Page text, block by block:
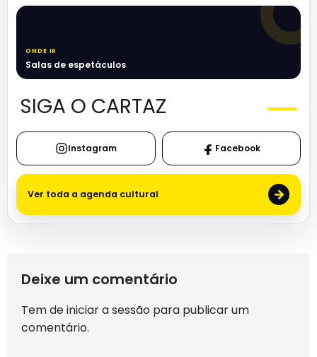
ONDE IR
Salas de espetáculos
SIGA O CARTAZ
Instagram Facebook
Ver toda a agenda cultural →
Deixe um comentário
Tem deiniciar a sessão para publicar um
comentário.